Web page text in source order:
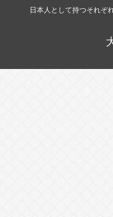
日本人として持つそれぞ